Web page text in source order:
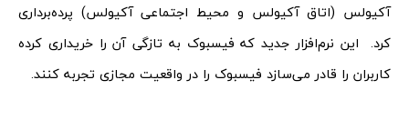
آکیولس (اتاق آکیولس و محیط اجتماعی آکیولس) پرده‌برداری
کرد. این نرم‌افزار جدید که فیسبوک به تازگی آن را خریداری کرده
کاربران را قادر می‌سازد فیسبوک را در واقعیت مجازی تجربه کنند.